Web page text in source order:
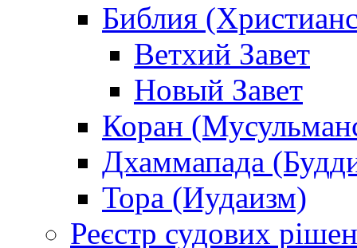
Библия
Ветхий Завет
Новый Завет
Коран
Дхаммапада
Тора (Иудаизм)
Реєстр судових